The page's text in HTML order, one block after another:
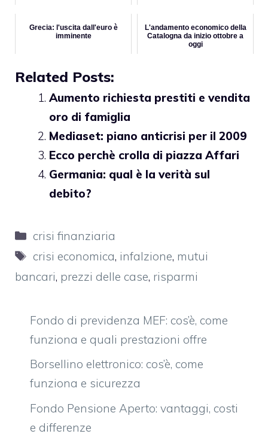
Grecia: l'uscita dall'euro è
imminente
L'andamento economico della
Catalogna da inizio ottobre a
oggi
Related Posts:
Aumento richiesta prestiti e vendita
oro di famiglia
Mediaset: piano anticrisi per il 2009
Ecco perchè crolla di piazza Affari
Germania: qual è la verità sul
debito?
Categorie
crisi finanziaria
Tag
crisi economica, infalzione, mutui
bancari, prezzi delle case, risparmi
Fondo di previdenza MEF: cos’è, come
funziona e quali prestazioni offre
Borsellino elettronico: cos’è, come
funziona e sicurezza
Fondo Pensione Aperto: vantaggi, costi
e differenze